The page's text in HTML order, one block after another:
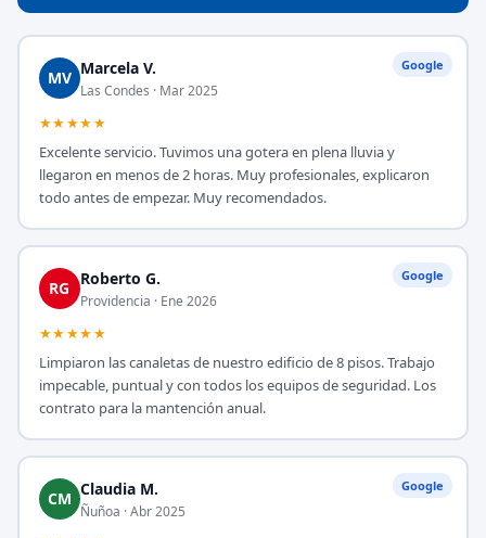
Google
MV Marcela V.
Las Condes · Mar 2025
★★★★★
Excelente servicio. Tuvimos una gotera en plena lluvia y
llegaron en menos de 2 horas. Muy profesionales, explicaron
todo antes de empezar. Muy recomendados.
Google
RG Roberto G.
Providencia · Ene 2026
★★★★★
Limpiaron las canaletas de nuestro edificio de 8 pisos. Trabajo
impecable, puntual y con todos los equipos de seguridad. Los
contrato para la mantención anual.
Google
CM Claudia M.
Ñuñoa · Abr 2025